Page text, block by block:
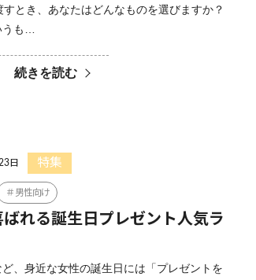
とき、あなたはどんなものを選びますか？
うも…
続きを読む
日 特集
男性向け
れる誕生日プレゼント人気ラ
、身近な女性の誕生日には「プレゼントを